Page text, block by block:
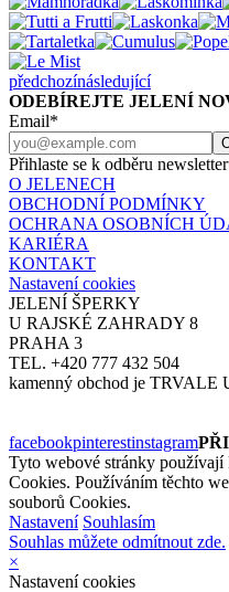
předchozínásledující
ODEBÍREJTE JELENÍ
Email*
Přihlaste se k odběru
O JELENECH
OBCHODNÍ PODMÍNKY
OCHRANA OSOBNÍCH
KARIÉRA
KONTAKT
Nastavení cookies
JELENÍ ŠPERKY
U RAJSKÉ ZAHRADY 8
PRAHA 3
TEL. +420 777 432 504
kamenný obchod je TRVALE
facebookpinterestinstagram
Tyto webové stránky
Cookies. Používáním těchto
souborů Cookies.
Nastavení Souhlasím
Souhlas můžete odmítnout zde.
×
Nastavení cookies